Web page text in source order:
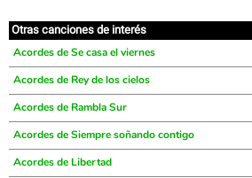
Otras canciones de interés
Acordes de Se casa el viernes
Acordes de Rey de los cielos
Acordes de Rambla Sur
Acordes de Siempre soñando contigo
Acordes de Libertad